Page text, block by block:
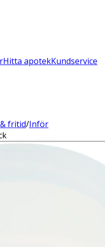
Hitta apotekKundservice
fritid/Inför